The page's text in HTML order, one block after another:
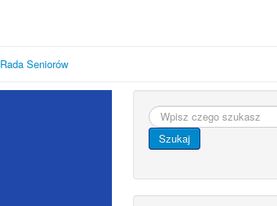
Rada Seniorów
Szukaj...
Szukaj